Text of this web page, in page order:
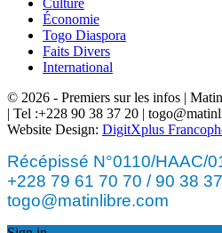
Économie
Togo Diaspora
Faits Divers
International
© 2026 - Premiers sur les infos |
| Tel :+228 90 38 37 20 |
Website Design: DigitXplus
Récépissé N°0110/HAAC/
+228 79 61 70 70 / 90 38
togo@matinlibre.com